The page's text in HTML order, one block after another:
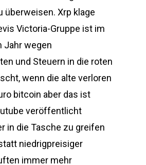
überweisen. Xrp klage
Victoria-Gruppe ist im
Jahr wegen
und Steuern in die roten
wenn die alte verloren
bitcoin aber das ist
veröffentlicht
in die Tasche zu greifen
niedrigpreisiger
immer mehr